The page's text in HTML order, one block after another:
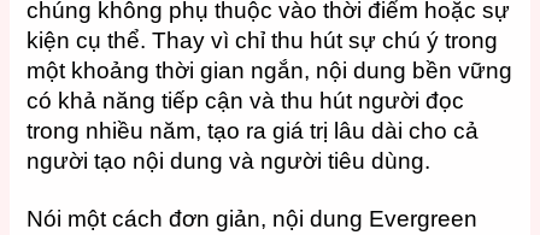
chúng không phụ thuộc vào thời điểm hoặc sự
kiện cụ thể. Thay vì chỉ thu hút sự chú ý trong
một khoảng thời gian ngắn, nội dung bền vững
có khả năng tiếp cận và thu hút người đọc
trong nhiều năm, tạo ra giá trị lâu dài cho cả
người tạo nội dung và người tiêu dùng.
Nói một cách đơn giản, nội dung Evergreen